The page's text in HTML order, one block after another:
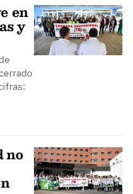
en
y
no